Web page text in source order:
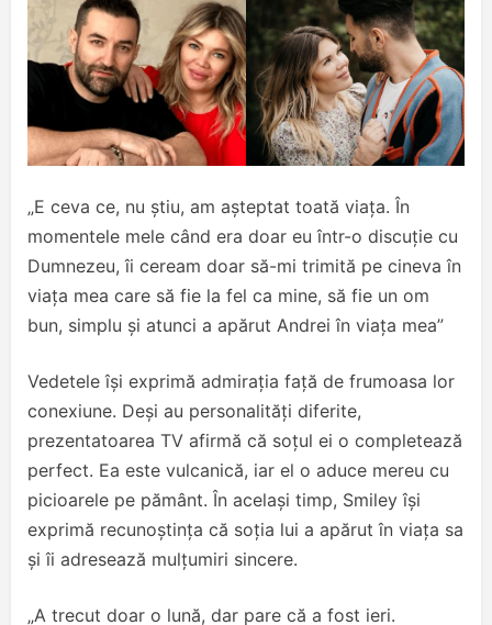
„E ceva ce, nu știu, am așteptat toată viața. În
momentele mele când era doar eu într-o discuție cu
Dumnezeu, îi ceream doar să-mi trimită pe cineva în
viața mea care să fie la fel ca mine, să fie un om
bun, simplu și atunci a apărut Andrei în viața mea”
Vedetele își exprimă admirația față de frumoasa lor
conexiune. Deși au personalități diferite,
prezentatoarea TV afirmă că soțul ei o completează
perfect. Ea este vulcanică, iar el o aduce mereu cu
picioarele pe pământ. În același timp, Smiley își
exprimă recunoștința că soția lui a apărut în viața sa
și îi adresează mulțumiri sincere.
„A trecut doar o lună, dar pare că a fost ieri.